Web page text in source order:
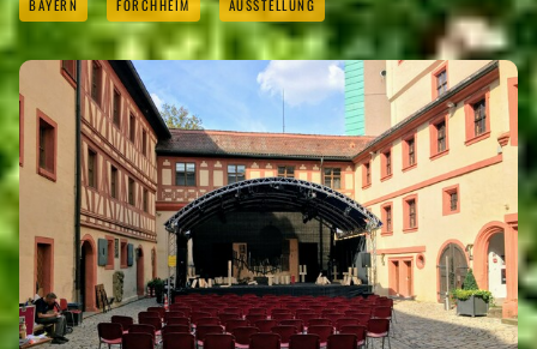
BAYERN FORCHHEIM AUSSTELLUNG